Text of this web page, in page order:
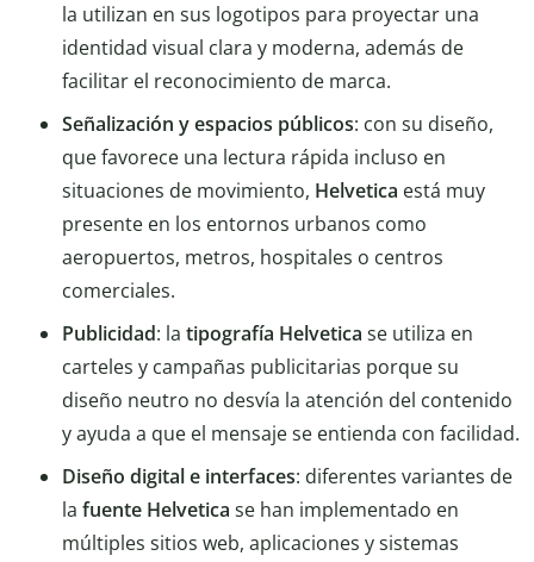
la utilizan en sus logotipos para proyectar una
identidad visual clara y moderna, además de
facilitar el reconocimiento de marca.
Señalización y espacios públicos: con su diseño,
que favorece una lectura rápida incluso en
situaciones de movimiento, Helvetica está muy
presente en los entornos urbanos como
aeropuertos, metros, hospitales o centros
comerciales.
Publicidad: la tipografía Helvetica se utiliza en
carteles y campañas publicitarias porque su
diseño neutro no desvía la atención del contenido
y ayuda a que el mensaje se entienda con facilidad.
Diseño digital e interfaces: diferentes variantes de
la fuente Helvetica se han implementado en
múltiples sitios web, aplicaciones y sistemas